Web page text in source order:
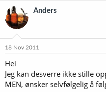
Anders
18 Nov 2011
Hei
Jeg kan desverre ikke stille
MEN, ønsker selvfølgelig å